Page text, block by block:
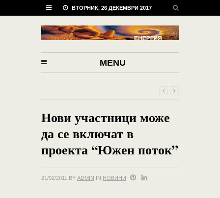
ВТОРНИК, 26 ДЕКЕМВРИ 2017
MENU
Нови участници може
да се включат в
проекта “Южен поток”
21/02/2011 BY ADMIN IN НОВИНИ